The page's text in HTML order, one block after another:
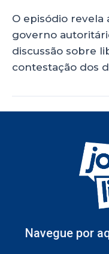
O episódio revela
governo
discussão sobre
contestação dos
Navegue por